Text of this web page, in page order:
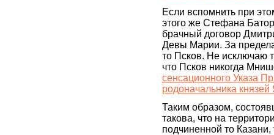
Если вспомнить при
этого же Стефана
брачный договор
Девы Марии. За
то Псков. Не исключаю
что Псков никогда
сенсационного Указа
родоначальника
Таким образом,
такова, что на
подчиненной то